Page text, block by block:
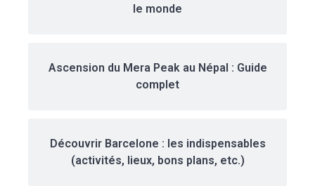
le monde
Ascension du Mera Peak au Népal : Guide
complet
Découvrir Barcelone : les indispensables
(activités, lieux, bons plans, etc.)